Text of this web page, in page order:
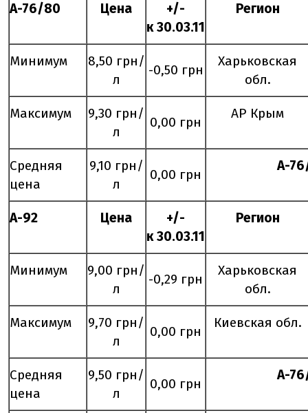
А-76/80 Цена
+/-
к30.03.11
Регион
Минимум
8,50 грн/
л
-0,50 грн
Харьковская
обл.
Максимум
9,30 грн/
л
0,00 грн
АР Крым
Средняя
цена
9,10 грн/
л
0,00 грн
А-
А-92 Цена
+/-
к30.03.11
Регион
Минимум
9,00 грн/
л
-0,29 грн
Харьковская
обл.
Максимум
9,70 грн/
л
0,00 грн
Киевская обл.
Средняя
цена
9,50 грн/
л
0,00 грн
А-